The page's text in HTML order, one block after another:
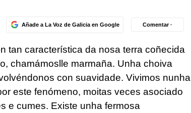
Añade a La Voz de Galicia en Google Comentar ·
tan característica da nosa terra coñecida
chamámoslle marmaña. Unha choiva
con suavidade. Vivimos nunha
este fenómeno, moitas veces asociado
e cumes. Existe unha fermosa